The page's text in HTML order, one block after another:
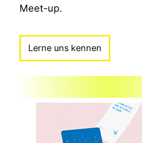
Meet-up.
Lerne uns kennen